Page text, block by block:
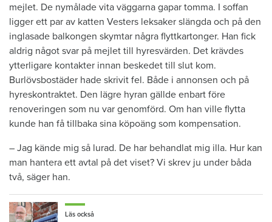
mejlet. De nymålade vita väggarna gapar tomma. I soffan
ligger ett par av katten Vesters leksaker slängda och på den
inglasade balkongen skymtar några flyttkartonger. Han fick
aldrig något svar på mejlet till hyresvärden. Det krävdes
ytterligare kontakter innan beskedet till slut kom.
Burlövsbostäder hade skrivit fel. Både i annonsen och på
hyreskontraktet. Den lägre hyran gällde enbart före
renoveringen som nu var genomförd. Om han ville flytta
kunde han få tillbaka sina köpoäng som kompensation.
– Jag kände mig så lurad. De har behandlat mig illa. Hur kan
man hantera ett avtal på det viset? Vi skrev ju under båda
två, säger han.
Läs också